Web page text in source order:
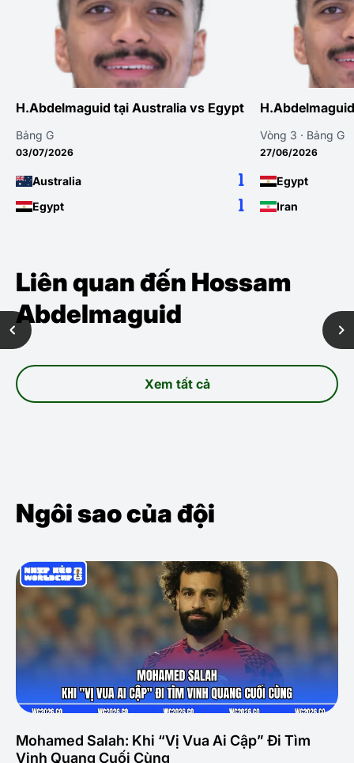
H.Abdelmaguid tại Australia vs Egypt
Bảng G
03/07/2026
Australia 1
Egypt 1
Vòng 3 · Bảng G
27/06/2026
Egypt
Iran
Liên quan đến Hossam
Abdelmaguid
Xem tất cả
Ngôi sao của đội
Mohamed Salah: Khi “Vị Vua Ai Cập” Đi Tìm
Vinh Quang Cuối Cùng